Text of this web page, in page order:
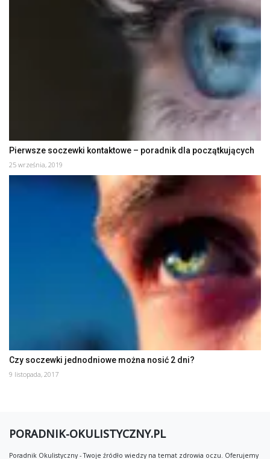
Pierwsze soczewki kontaktowe – poradnik dla początkujących
25 września, 2019
Czy soczewki jednodniowe można nosić 2 dni?
9 listopada, 2017
PORADNIK-OKULISTYCZNY.PL
Poradnik Okulistyczny - Twoje źródło wiedzy na temat zdrowia oczu. Oferujemy